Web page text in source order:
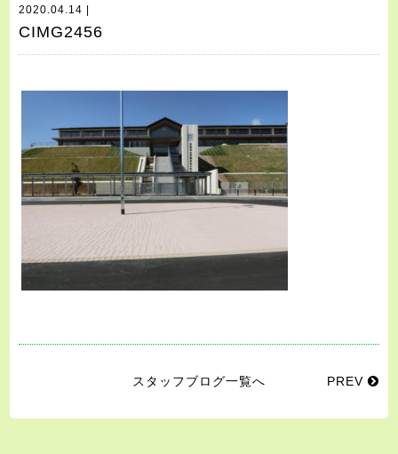
2020.04.14 |
CIMG2456
スタッフブログ一覧へ PREV